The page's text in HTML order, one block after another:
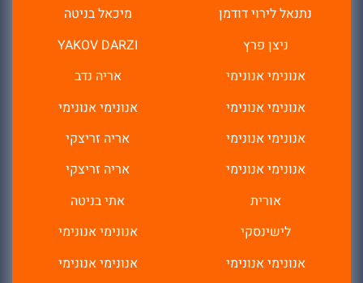
נתנאל לירוי דודמן
ניצן פרץ
אנונימי אנונימי
אנונימי אנונימי
אנונימי אנונימי
אנונימי אנונימי
אורית
לישינסקי
אנונימי אנונימי
מיכאל בניטה
YAKOV DARZI
אריה נדב
אנונימי אנונימי
אריה זריצקי
אריה זריצקי
אתי בניטה
אנונימי אנונימי
אנונימי אנונימי